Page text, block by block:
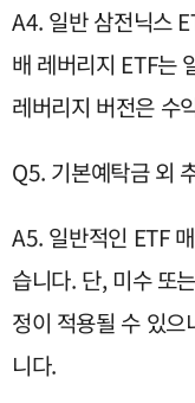
A4. 일반 삼전닉스
배 레버리지 ETF는
레버리지 버전은 수
Q5. 기본예탁금 외
A5. 일반적인 ETF
습니다. 단, 미수 또
정이 적용될 수 있
니다.